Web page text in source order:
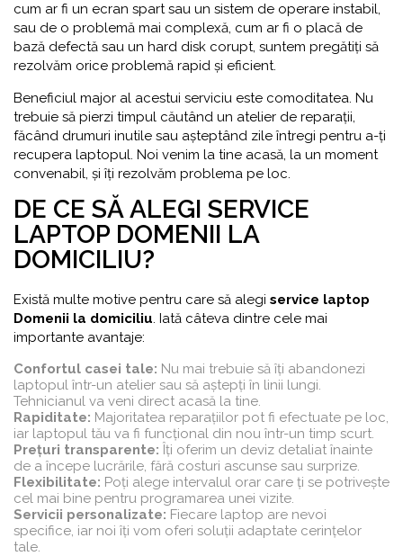
cum ar fi un ecran spart sau un sistem de operare instabil,
sau de o problemă mai complexă, cum ar fi o placă de
bază defectă sau un hard disk corupt, suntem pregătiți să
rezolvăm orice problemă rapid și eficient.
Beneficiul major al acestui serviciu este comoditatea. Nu
trebuie să pierzi timpul căutând un atelier de reparații,
făcând drumuri inutile sau așteptând zile întregi pentru a-ți
recupera laptopul. Noi venim la tine acasă, la un moment
convenabil, și îți rezolvăm problema pe loc.
DE CE SĂ ALEGI SERVICE
LAPTOP DOMENII LA
DOMICILIU?
Există multe motive pentru care să alegi service laptop
Domenii la domiciliu. Iată câteva dintre cele mai
importante avantaje:
Confortul casei tale: Nu mai trebuie să îți abandonezi
laptopul într-un atelier sau să aștepți în linii lungi.
Tehnicianul va veni direct acasă la tine.
Rapiditate: Majoritatea reparațiilor pot fi efectuate pe loc,
iar laptopul tău va fi funcțional din nou într-un timp scurt.
Prețuri transparente: Îți oferim un deviz detaliat înainte
de a începe lucrările, fără costuri ascunse sau surprize.
Flexibilitate: Poți alege intervalul orar care ți se potrivește
cel mai bine pentru programarea unei vizite.
Servicii personalizate: Fiecare laptop are nevoi
specifice, iar noi îți vom oferi soluții adaptate cerințelor
tale.